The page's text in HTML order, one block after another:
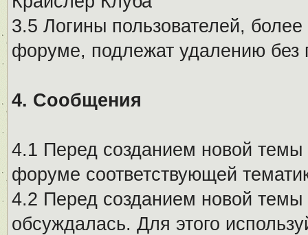
3.5 Логины пользователей,
форуме, подлежат удалению без
4. Сообщения
4.1 Перед созданием новой темы
форуме соответствующей
4.2 Перед созданием новой
обсуждалась. Для этого